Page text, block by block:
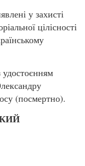
у захисті
цілісності
(посмертно).